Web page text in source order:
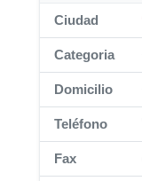
Ciudad
Categoria
Domicilio
Teléfono
Fax